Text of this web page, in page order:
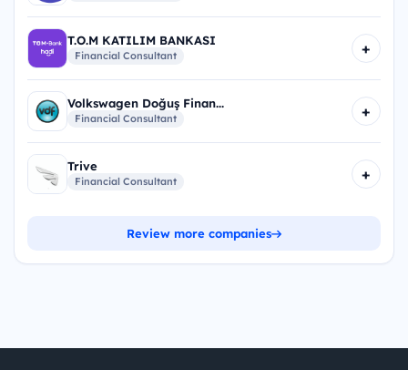
T.O.M KATILIM BANKASI
Financial Consultant +
Volkswagen Doğuş Finan...
Financial Consultant +
Trive
Financial Consultant +
Review more companies